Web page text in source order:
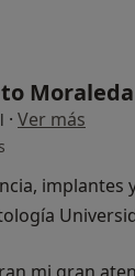
Moraleda
· Ver más
implantes